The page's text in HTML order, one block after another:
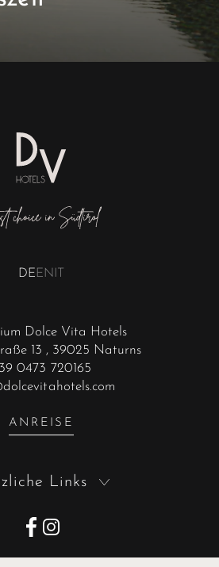
Dolce Vita Hotels
13 , 39025 Naturns
0473 720165
ANREISE
DEEN
Links